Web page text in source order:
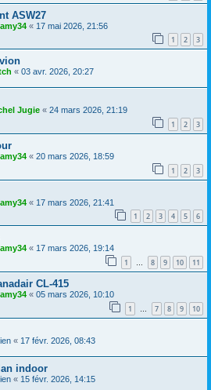
ASW27
« 17 mai 2026, 21:56
1 2 3
« 03 avr. 2026, 20:27
Jugie « 24 mars 2026, 21:19
1 2 3
« 20 mars 2026, 18:59
1 2 3
« 17 mars 2026, 21:41
1 2 3 4 5 6
« 17 mars 2026, 19:14
1 … 8 9 10 11
CL-415
« 05 mars 2026, 10:10
1 … 7 8 9 10
« 17 févr. 2026, 08:43
indoor
« 15 févr. 2026, 14:15